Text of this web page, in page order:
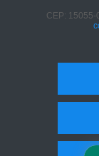
CEP: 15055-